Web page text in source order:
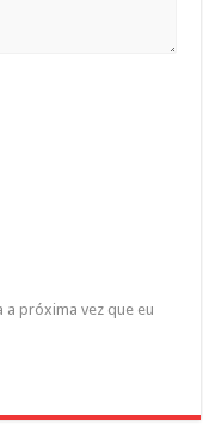
a próxima vez que eu